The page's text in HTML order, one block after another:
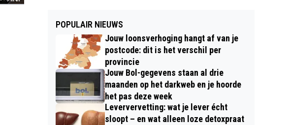
POPULAIR NIEUWS
Jouw loonsverhoging hangt af van je
postcode: dit is het verschil per
provincie
Jouw Bol-gegevens staan al drie
maanden op het darkweb en je hoorde
het pas deze week
Leververvetting: wat je lever écht
sloopt – en wat alleen loze detoxpraat